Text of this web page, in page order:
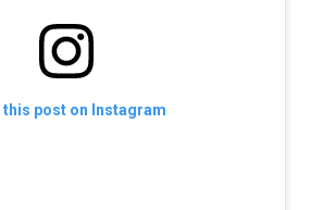
this post on Instagram